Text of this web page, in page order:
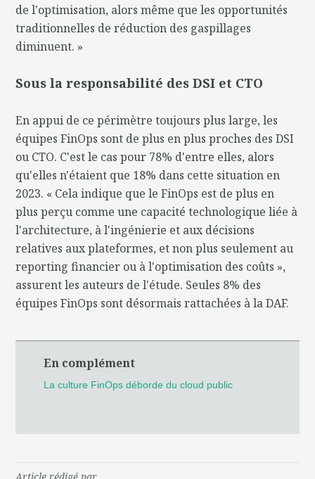
de l'optimisation, alors même que les opportunités
traditionnelles de réduction des gaspillages
diminuent. »
Sous la responsabilité des DSI et CTO
En appui de ce périmètre toujours plus large, les
équipes FinOps sont de plus en plus proches des DSI
ou CTO. C'est le cas pour 78% d'entre elles, alors
qu'elles n'étaient que 18% dans cette situation en
2023. « Cela indique que le FinOps est de plus en
plus perçu comme une capacité technologique liée à
l'architecture, à l'ingénierie et aux décisions
relatives aux plateformes, et non plus seulement au
reporting financier ou à l'optimisation des coûts »,
assurent les auteurs de l'étude. Seules 8% des
équipes FinOps sont désormais rattachées à la DAF.
En complément
La culture FinOps déborde du cloud public
Article rédigé par